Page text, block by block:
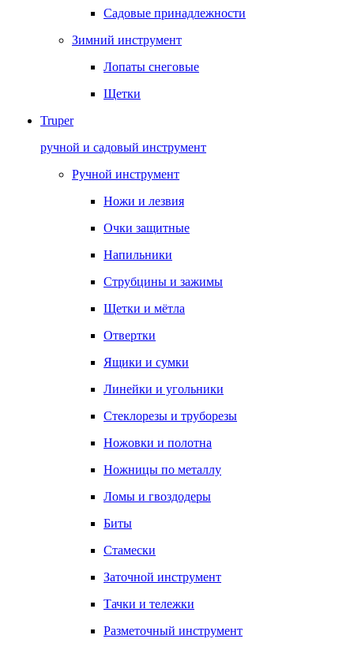
Садовые принадлежности
Зимний инструмент
Лопаты снеговые
Щетки
Truper
ручной и садовый инструмент
Ручной инструмент
Ножи и лезвия
Очки защитные
Напильники
Струбцины и зажимы
Щетки и мётла
Отвертки
Ящики и сумки
Линейки и угольники
Стеклорезы и труборезы
Ножовки и полотна
Ножницы по металлу
Ломы и гвоздодеры
Биты
Стамески
Заточной инструмент
Тачки и тележки
Разметочный инструмент